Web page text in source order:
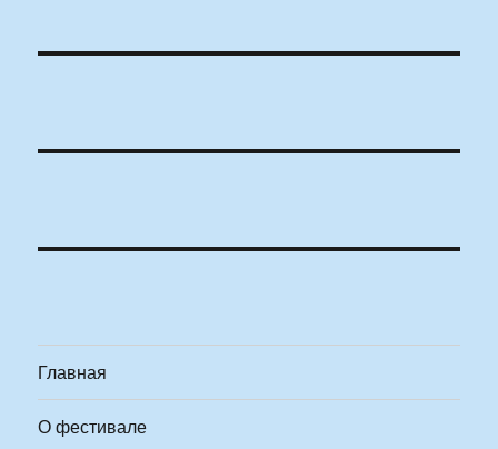
Главная
О фестивале